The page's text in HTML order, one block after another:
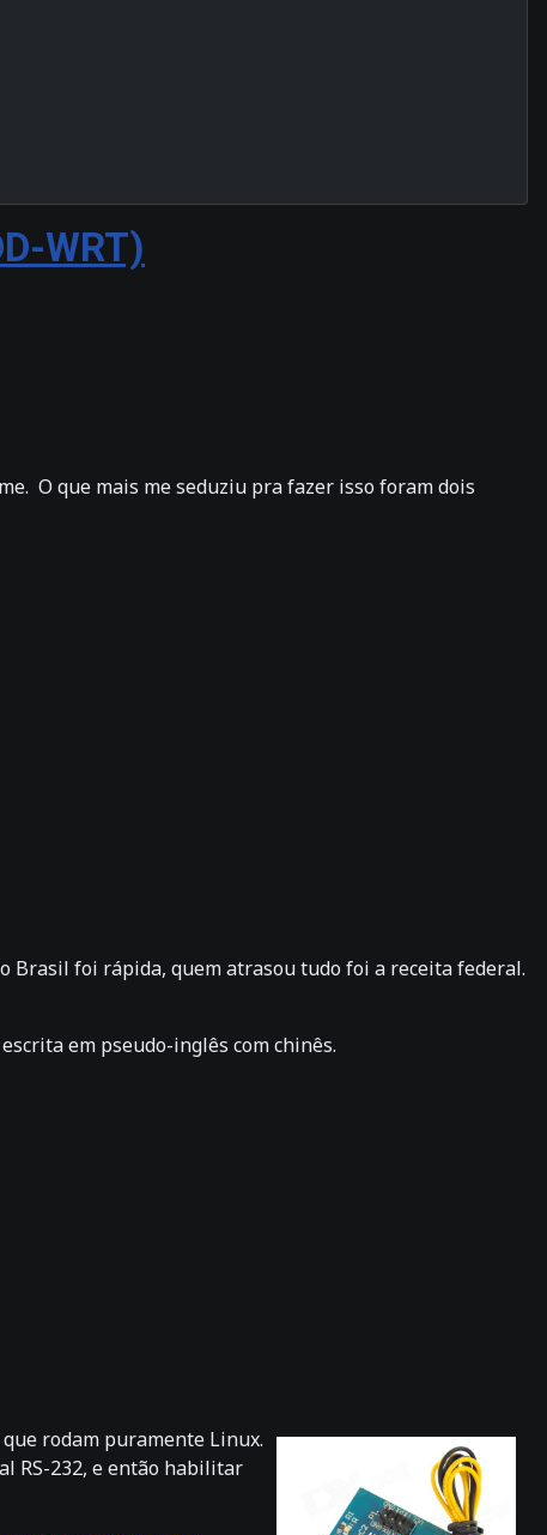
WRT)
O que mais me seduziu pra fazer isso foram dois
Brasil foi rápida, quem atrasou tudo foi a receita federal.
em pseudo-inglês com chinês.
rodam puramente Linux.
RS-232, e então habilitar